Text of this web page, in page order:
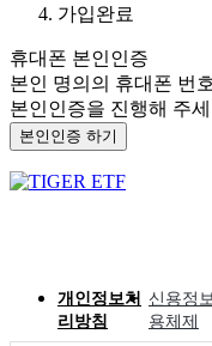
가입완료
휴대폰 본인인증
본인 명의의 휴대폰 번
본인인증을 진행해 주
본인인증 하기
개인정보처
리방침
신용정
용체제